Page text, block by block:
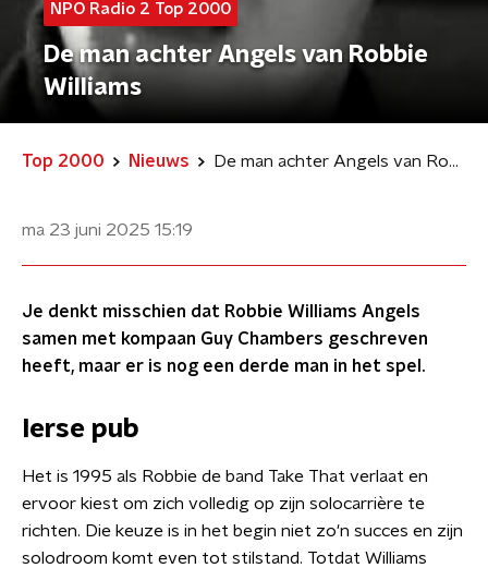
NPO Radio 2 Top 2000
De man achter Angels van Robbie
Williams
Top 2000 Nieuws De man achter Angels van Robbie Williams
ma 23 juni 2025 15:19
Je denkt misschien dat Robbie Williams Angels
samen met kompaan Guy Chambers geschreven
heeft, maar er is nog een derde man in het spel.
Ierse pub
Het is 1995 als Robbie de band Take That verlaat en
ervoor kiest om zich volledig op zijn solocarrière te
richten. Die keuze is in het begin niet zo'n succes en zijn
solodroom komt even tot stilstand. Totdat Williams